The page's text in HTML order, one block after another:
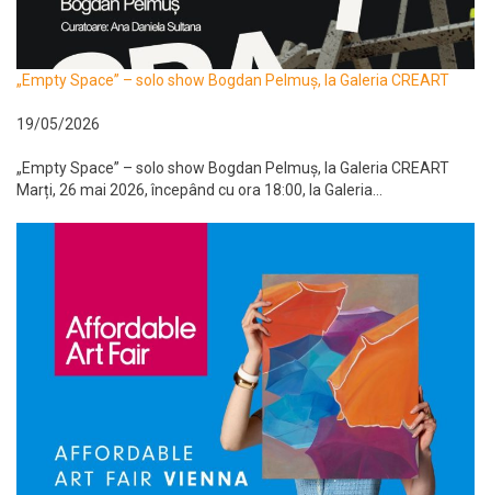
„Empty Space” – solo show Bogdan Pelmuș, la Galeria CREART
19/05/2026
„Empty Space” – solo show Bogdan Pelmuș, la Galeria CREART
Marți, 26 mai 2026, începând cu ora 18:00, la Galeria...